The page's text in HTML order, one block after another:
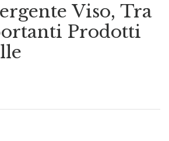
Viso, Tra
Prodotti